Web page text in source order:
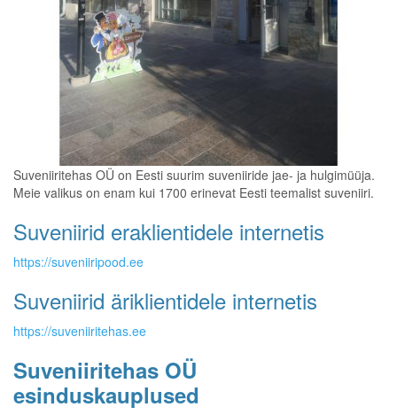
Suveniiritehas OÜ on Eesti suurim suveniiride jae- ja hulgimüüja.
Meie valikus on enam kui 1700 erinevat Eesti teemalist suveniiri.
Suveniirid eraklientidele internetis
https://suveniiripood.ee
Suveniirid äriklientidele internetis
https://suveniiritehas.ee
Suveniiritehas OÜ
esinduskauplused